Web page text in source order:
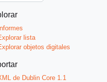
lista
objetos digitales
de Dublin Core 1.1